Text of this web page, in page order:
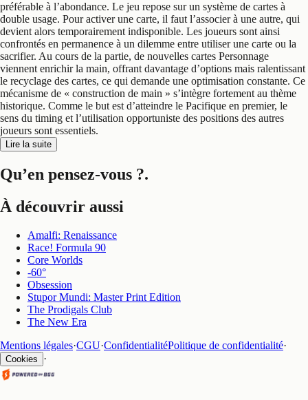
préférable à l’abondance. Le jeu repose sur un système de cartes à
double usage. Pour activer une carte, il faut l’associer à une autre, qui
devient alors temporairement indisponible. Les joueurs sont ainsi
confrontés en permanence à un dilemme entre utiliser une carte ou la
sacrifier. Au cours de la partie, de nouvelles cartes Personnage
viennent enrichir la main, offrant davantage d’options mais ralentissant
le recyclage des cartes, ce qui demande une optimisation constante. Ce
mécanisme de « construction de main » s’intègre fortement au thème
historique. Comme le but est d’atteindre le Pacifique en premier, le
sens du timing et l’utilisation opportuniste des positions des autres
joueurs sont essentiels.
Lire la suite
Qu’en pensez-vous ?.
À découvrir aussi
Amalfi: Renaissance
Race! Formula 90
Core Worlds
-60°
Obsession
Stupor Mundi: Master Print Edition
The Prodigals Club
The New Era
Mentions légales·CGU·ConfidentialitéPolitique de confidentialité·
Cookies ·